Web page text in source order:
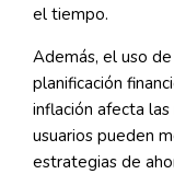
el tiempo.
Además, el uso
planificación
inflación afecta
usuarios pueden
estrategias de